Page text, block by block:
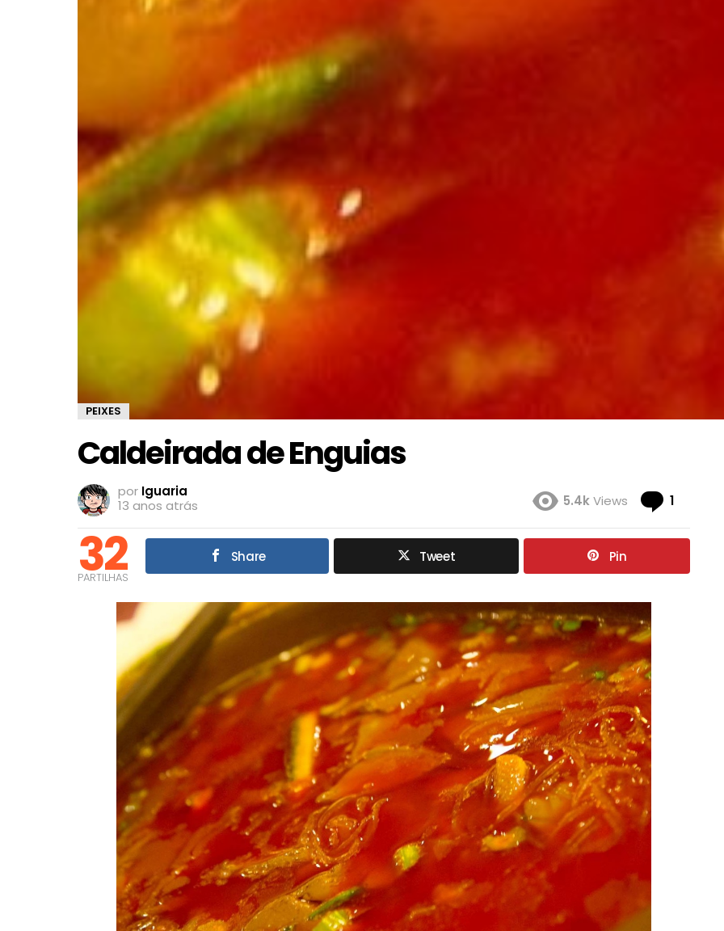
PEIXES
Caldeirada de Enguias
por Iguaria
13 anos atrás
5.4kViews 1
32
PARTILHAS
Share Tweet Pin